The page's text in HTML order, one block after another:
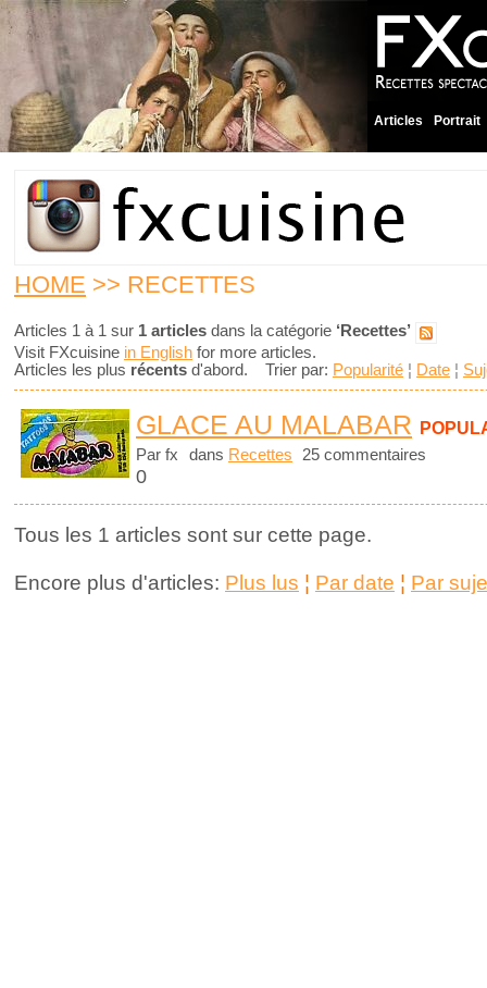
Articles Portrait
HOME >> RECETTES
Articles 1 à 1 sur 1 articles dans la catégorie ‘Recettes’
Visit FXcuisine in English for more articles.
Articles les plus récents d'abord. Trier par: Popularité ¦ Date ¦
GLACE AU MALABAR
Par fx dans Recettes 25 commentaires
0
Tous les 1 articles sont sur cette page.
Encore plus d'articles: Plus lus ¦ Par date ¦ Par